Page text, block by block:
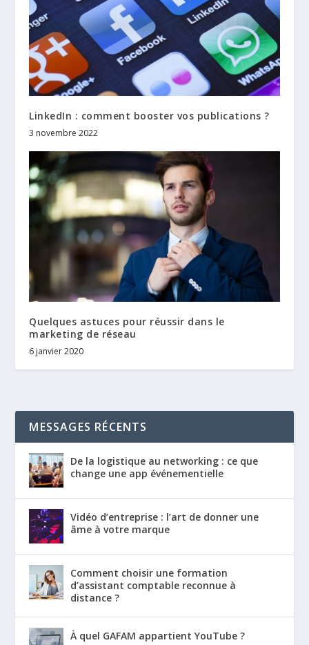
LinkedIn : comment booster vos publications ?
3 novembre 2022
Quelques astuces pour réussir dans le
marketing de réseau
6 janvier 2020
MESSAGES RÉCENTS
De la logistique au networking : ce que
change une app événementielle
Vidéo d’entreprise : l’art de donner une
âme à votre marque
Comment choisir une formation
d’assistant comptable reconnue à
distance ?
À quel GAFAM appartient YouTube ?